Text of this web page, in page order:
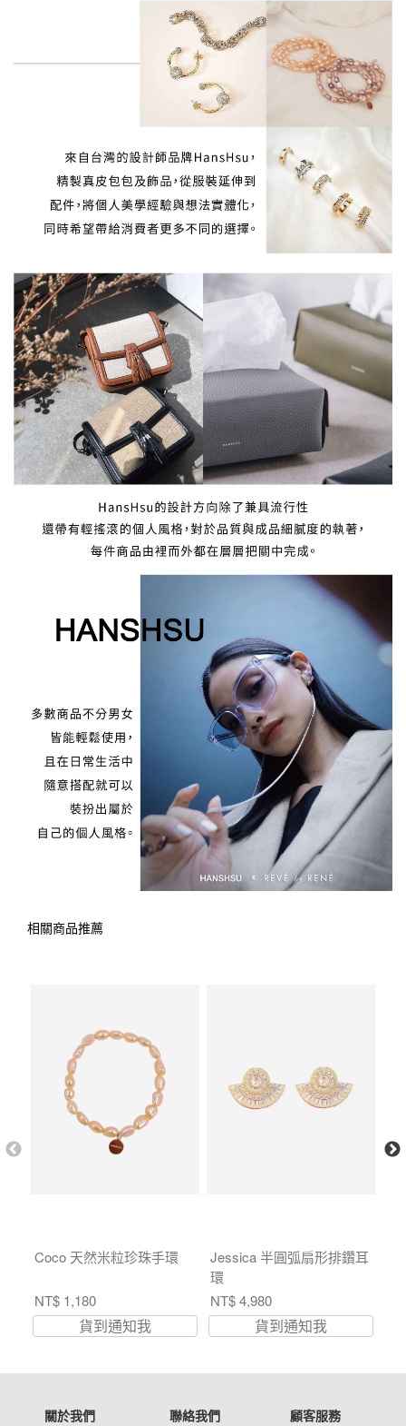
相關商品推薦
Coco 天然米粒珍珠手環
NT$ 1,180
貨到通知我
Jessica 半圓弧扇形排鑽耳
環
NT$ 4,980
貨到通知我
關於我們 聯絡我們 顧客服務